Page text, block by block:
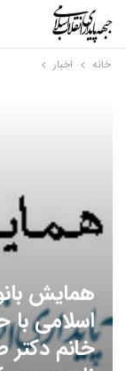
خانه اخبار
همایش
اسلامی با
خانم دکتر